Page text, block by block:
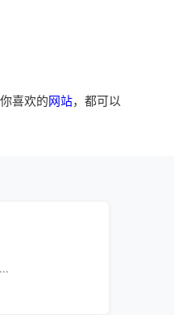
喜欢的网站，都可以